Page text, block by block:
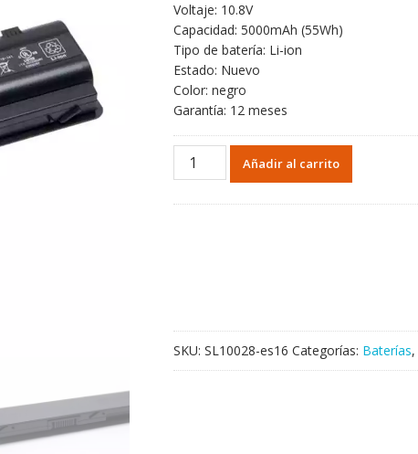
original
era:
53,27€.
es:
31,83€.
Voltaje: 10.8V
Capacidad: 5000mAh (55Wh)
Tipo de batería: Li-ion
Estado: Nuevo
Color: negro
Garantía: 12 meses
Portátil
cantidad
Añadir al carrito
SKU: SL10028-es16 Categorías: Baterías,